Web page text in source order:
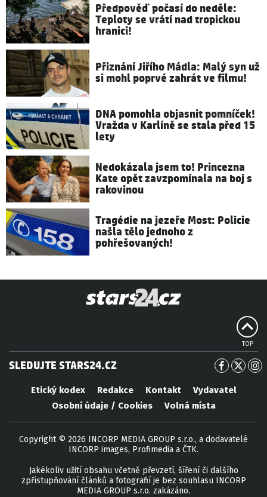
Předpověď počasí do neděle:
Teploty se vrátí nad tropickou
hranici!
Přiznání Jiřího Mádla: Malý syn už
si mohl poprvé zahrát ve filmu!
DNA pomohla objasnit pomníček!
Vražda v Karlíně se stala před 15
lety
Nedokázala jsem to! Princezna
Kate opět zavzpomínala na boj s
rakovinou
Tragédie na jezeře Most: Policie
našla tělo jednoho z
pohřešovaných!
TOP
SLEDUJTE STARS24.CZ
Etický kodex Redakce Kontakt
Vydavatel
Osobní údaje / Cookies
Volná místa
Copyright © 2026 INCORP MEDIA GROUP s.r.o., a dodavatelé
INCORP images, Profimedia a ČTK.
Jakékoliv užití obsahu včetně převzetí, šíření či dalšího
zpřístupňování článků a fotografií je bez souhlasu INCORP
MEDIA GROUP s.r.o. zakázáno.